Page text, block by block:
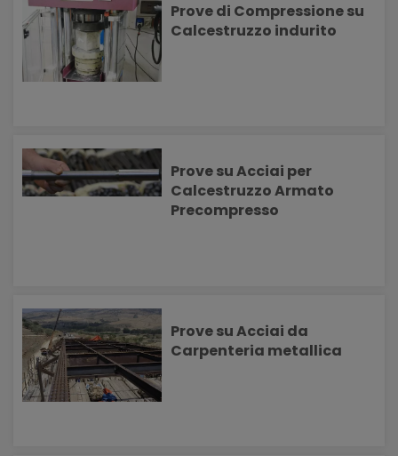
Prove di Compressione su
Calcestruzzo indurito
Prove su Acciai per
Calcestruzzo Armato
Precompresso
Prove su Acciai da
Carpenteria metallica